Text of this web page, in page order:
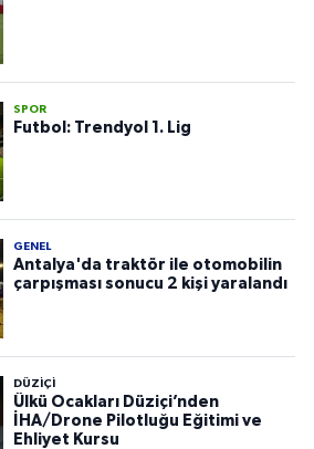
SPOR
Futbol: Trendyol 1. Lig
GENEL
Antalya'da traktör ile otomobilin
çarpışması sonucu 2 kişi yaralandı
DÜZIÇI
Ülkü Ocakları Düziçi’nden
İHA/Drone Pilotluğu Eğitimi ve
Ehliyet Kursu